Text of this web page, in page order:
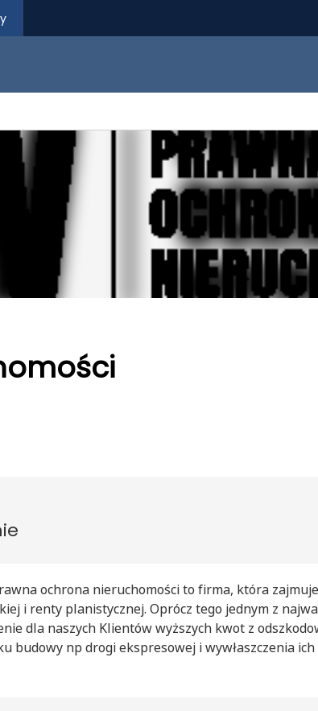
ochrona nieruchomości to firma, która
i renty planistycznej. Oprócz tego jednym z
dla naszych Klientów wyższych kwot z
budowy np drogi ekspresowej i wywłaszczenia